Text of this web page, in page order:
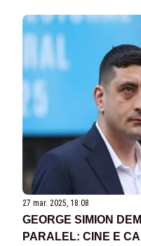
27 mar. 2025, 18:08
GEORGE SIMION
PARALEL: CINE E